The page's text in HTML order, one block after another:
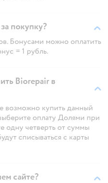
покупку?
Бонусами можно оплатить
= 1 рубль.
Biorepair в
возможно купить данный
оплату Долями при
одну четверть от суммы
списываться с карты
сайте?